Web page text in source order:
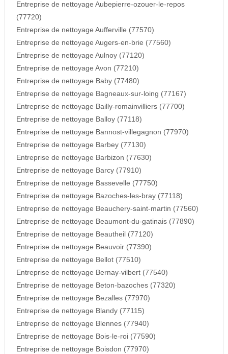
Entreprise de nettoyage Aubepierre-ozouer-le-repos
(77720)
Entreprise de nettoyage Aufferville (77570)
Entreprise de nettoyage Augers-en-brie (77560)
Entreprise de nettoyage Aulnoy (77120)
Entreprise de nettoyage Avon (77210)
Entreprise de nettoyage Baby (77480)
Entreprise de nettoyage Bagneaux-sur-loing (77167)
Entreprise de nettoyage Bailly-romainvilliers (77700)
Entreprise de nettoyage Balloy (77118)
Entreprise de nettoyage Bannost-villegagnon (77970)
Entreprise de nettoyage Barbey (77130)
Entreprise de nettoyage Barbizon (77630)
Entreprise de nettoyage Barcy (77910)
Entreprise de nettoyage Bassevelle (77750)
Entreprise de nettoyage Bazoches-les-bray (77118)
Entreprise de nettoyage Beauchery-saint-martin (77560)
Entreprise de nettoyage Beaumont-du-gatinais (77890)
Entreprise de nettoyage Beautheil (77120)
Entreprise de nettoyage Beauvoir (77390)
Entreprise de nettoyage Bellot (77510)
Entreprise de nettoyage Bernay-vilbert (77540)
Entreprise de nettoyage Beton-bazoches (77320)
Entreprise de nettoyage Bezalles (77970)
Entreprise de nettoyage Blandy (77115)
Entreprise de nettoyage Blennes (77940)
Entreprise de nettoyage Bois-le-roi (77590)
Entreprise de nettoyage Boisdon (77970)